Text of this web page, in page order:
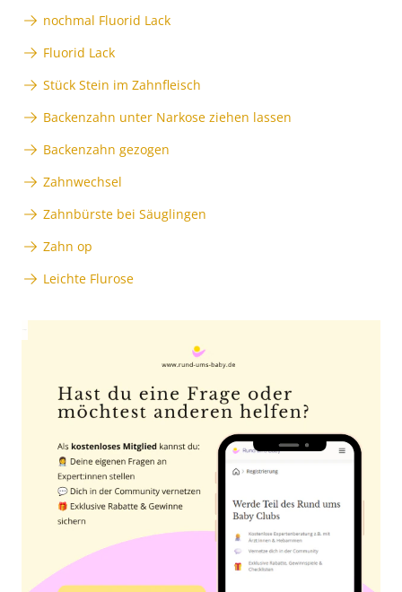
nochmal Fluorid Lack
Fluorid Lack
Stück Stein im Zahnfleisch
Backenzahn unter Narkose ziehen lassen
Backenzahn gezogen
Zahnwechsel
Zahnbürste bei Säuglingen
Zahn op
Leichte Flurose